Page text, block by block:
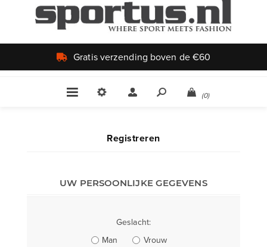
Gratis verzending boven de €60
(0)
Registreren
UW PERSOONLIJKE GEGEVENS
Geslacht:
Man
Vrouw